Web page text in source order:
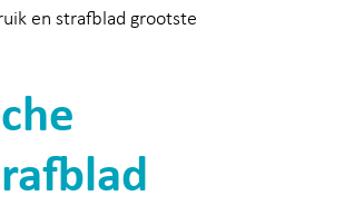
en strafblad grootste